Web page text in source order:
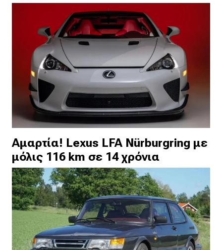
Αμαρτία! Lexus LFA Nürburgring με
μόλις 116 km σε 14 χρόνια